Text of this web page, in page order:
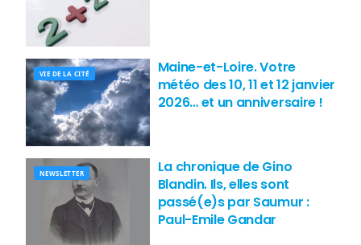
VIE DE LA CITÉ
Maine-et-Loire. Votre
météo des 10, 11 et 12 janvier
2026… et un anniversaire !
NEWSLETTER
La chronique de Gino
Blandin. Ils, elles sont
passé(e)s par Saumur :
Paul-Emile Gandar